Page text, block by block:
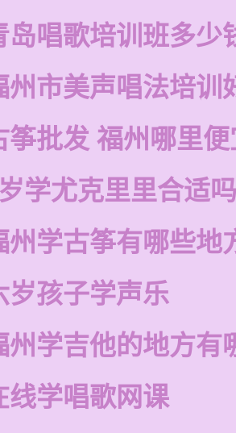
岛唱歌培训班多少
州市美声唱法培训
筝批发 福州哪里
学尤克里里合适吗
州学古筝有哪些地
岁孩子学声乐
州学吉他的地方有
线学唱歌网课